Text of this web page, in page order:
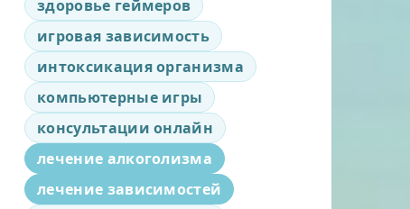
здоровье геймеров
игровая зависимость
интоксикация организма
компьютерные игры
консультации онлайн
лечение алкоголизма
лечение зависимостей